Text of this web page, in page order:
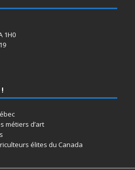
1H0
!
métiers d’art
élites du Canada